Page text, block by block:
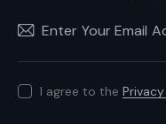
I agree to the